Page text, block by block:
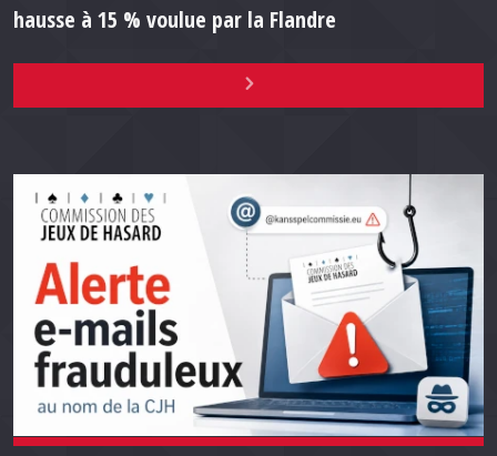
hausse à 15 % voulue par la Flandre